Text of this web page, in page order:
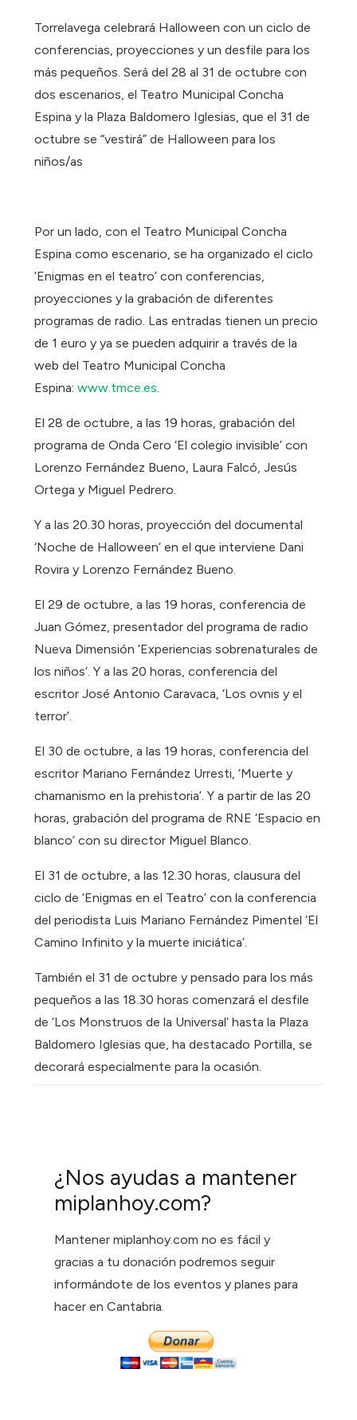
Torrelavega celebrará Halloween con un ciclo de
conferencias, proyecciones y un desfile para los
más pequeños. Será del 28 al 31 de octubre con
dos escenarios, el Teatro Municipal Concha
Espina y la Plaza Baldomero Iglesias, que el 31 de
octubre se “vestirá” de Halloween para los
niños/as
Por un lado, con el Teatro Municipal Concha
Espina como escenario, se ha organizado el ciclo
‘Enigmas en el teatro’ con conferencias,
proyecciones y la grabación de diferentes
programas de radio. Las entradas tienen un precio
de 1 euro y ya se pueden adquirir a través de la
web del Teatro Municipal Concha
Espina:www.tmce.es
El 28 de octubre, a las 19 horas, grabación del
programa de Onda Cero ‘El colegio invisible’ con
Lorenzo Fernández Bueno, Laura Falcó, Jesús
Ortega y Miguel Pedrero.
Y a las 20.30 horas, proyección del documental
‘Noche de Halloween’ en el que interviene Dani
Rovira y Lorenzo Fernández Bueno.
El 29 de octubre, a las 19 horas, conferencia de
Juan Gómez, presentador del programa de radio
Nueva Dimensión ‘Experiencias sobrenaturales de
los niños’. Y a las 20 horas, conferencia del
escritor José Antonio Caravaca, ‘Los ovnis y el
terror’.
El 30 de octubre, a las 19 horas, conferencia del
escritor Mariano Fernández Urresti, ‘Muerte y
chamanismo en la prehistoria’. Y a partir de las 20
horas, grabación del programa de RNE ‘Espacio en
blanco’ con su director Miguel Blanco.
El 31 de octubre, a las 12.30 horas, clausura del
ciclo de ‘Enigmas en el Teatro’ con la conferencia
del periodista Luis Mariano Fernández Pimentel ‘El
Camino Infinito y la muerte iniciática’.
También el 31 de octubre y pensado para los más
pequeños a las 18.30 horas comenzará el desfile
de ‘Los Monstruos de la Universal’ hasta la Plaza
Baldomero Iglesias que, ha destacado Portilla, se
decorará especialmente para la ocasión.
¿Nos ayudas a mantener
miplanhoy.com?
Mantener miplanhoy.com no es fácil y
gracias a tu donación podremos seguir
informándote de los eventos y planes para
hacer en Cantabria.